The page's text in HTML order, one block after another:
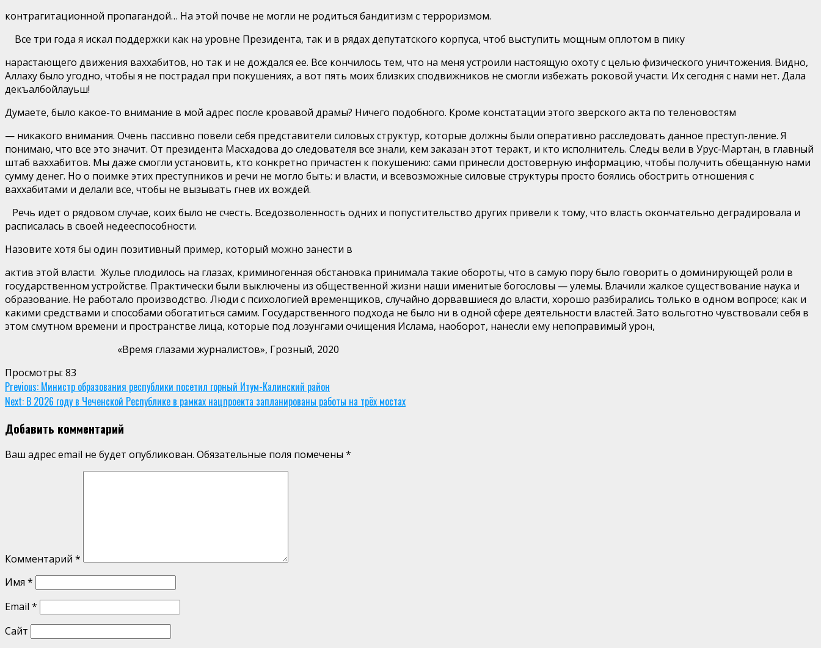
контрагитационной пропагандой… На этой почве не могли не родиться бандитизм с терроризмом.
Все три года я искал поддержки как на уровне Президента, так и в рядах депутатского корпуса, чтоб выступить мощным оплотом в пику
нарастающего движения ваххабитов, но так и не дождался ее. Все кончилось тем, что на меня устроили настоящую охоту с целью физического уничтожения. Видно,
Аллаху было угодно, чтобы я не пострадал при покушениях, а вот пять моих близких сподвижников не смогли избежать роковой участи. Их сегодня с нами нет. Дала
декъалбойлауьш!
Думаете, было какое-то внимание в мой адрес после кровавой драмы? Ничего подобного. Кроме констатации этого зверского акта по теленовостям
— никакого внимания. Очень пассивно повели себя представители силовых структур, которые должны были оперативно расследовать данное преступ-ление. Я
понимаю, что все это значит. От президента Масхадова до следователя все знали, кем заказан этот теракт, и кто исполнитель. Следы вели в Урус-Мартан, в главный
штаб ваххабитов. Мы даже смогли установить, кто конкретно причастен к покушению: сами принесли достоверную информацию, чтобы получить обещанную нами
сумму денег. Но о поимке этих преступников и речи не могло быть: и власти, и всевозможные силовые структуры просто боялись обострить отношения с
ваххабитами и делали все, чтобы не вызывать гнев их вождей.
Речь идет о рядовом случае, коих было не счесть. Вседозволенность одних и попустительство других привели к тому, что власть окончательно деградировала и
расписалась в своей недееспособности.
Назовите хотя бы один позитивный пример, который можно занести в
актив этой власти. Жулье плодилось на глазах, криминогенная обстановка принимала такие обороты, что в самую пору было говорить о доминирующей роли в
государственном устройстве. Практически были выключены из общественной жизни наши именитые богословы — улемы. Влачили жалкое существование наука и
образование. Не работало производство. Люди с психологией временщиков, случайно дорвавшиеся до власти, хорошо разбирались только в одном вопросе; как и
какими средствами и способами обогатиться самим. Государственного подхода не было ни в одной сфере деятельности властей. Зато вольготно чувствовали себя в
этом смутном времени и пространстве лица, которые под лозунгами очищения Ислама, наоборот, нанесли ему непоправимый урон,
«Время глазами журналистов», Грозный, 2020
Просмотры: 83
Continue
Reading
Previous: Министр образования республики посетил горный Итум-Калинский район
Next: В 2026 году в Чеченской Республике в рамках нацпроекта запланированы работы на трёх мостах
Добавить комментарий
Ваш адрес email не будет опубликован. Обязательные поля помечены *
Комментарий *
Имя *
Email *
Сайт